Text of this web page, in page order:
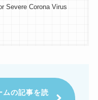
Severe Corona Virus
ムの記事を読